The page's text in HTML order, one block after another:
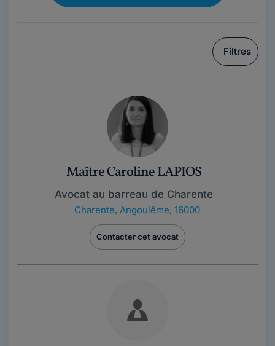
Filtres
Maître Caroline LAPIOS
Avocat au barreau de Charente
Charente, Angoulême, 16000
Contacter cet avocat